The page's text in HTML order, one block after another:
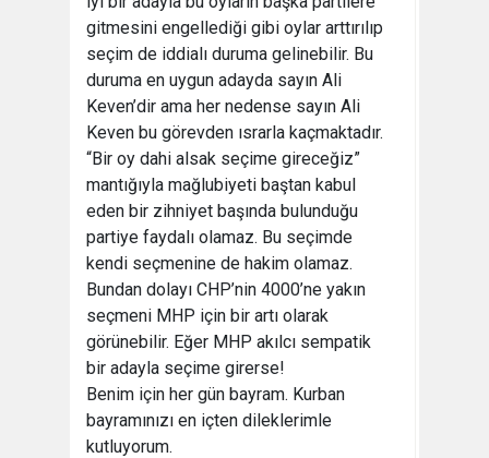
gitmesini engellediği gibi oylar arttırılıp
seçim de iddialı duruma gelinebilir. Bu
duruma en uygun adayda sayın Ali
Keven’dir ama her nedense sayın Ali
Keven bu görevden ısrarla kaçmaktadır.
“Bir oy dahi alsak seçime gireceğiz”
mantığıyla mağlubiyeti baştan kabul
eden bir zihniyet başında bulunduğu
partiye faydalı olamaz. Bu seçimde
kendi seçmenine de hakim olamaz.
Bundan dolayı CHP’nin 4000’ne yakın
seçmeni MHP için bir artı olarak
görünebilir. Eğer MHP akılcı sempatik
bir adayla seçime girerse!
Benim için her gün bayram. Kurban
bayramınızı en içten dileklerimle
kutluyorum.